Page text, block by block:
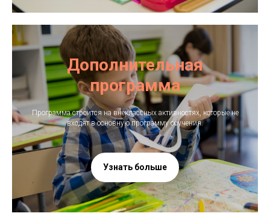
Дополнительная
программа
Программа строится на внеклассных активностях, которые не
входят в основную программу обучения.
Узнать больше